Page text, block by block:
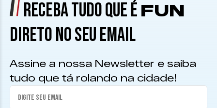
RECEBA TUDO QUE É FUN
DIRETO NO SEU EMAIL
Assine a nossa Newsletter e saiba
tudo que tá rolando na cidade!